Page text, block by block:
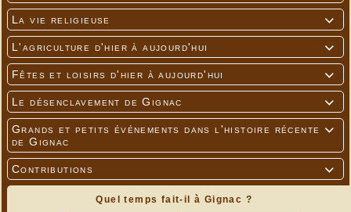

La vie religieuse

L'agriculture d'hier à aujourd'hui

Fêtes et loisirs d'hier à aujourd'hui

Le désenclavement de Gignac

Grands et petits événements dans l'histoire récente
de Gignac

Contributions
Quel temps fait-il à Gignac ?